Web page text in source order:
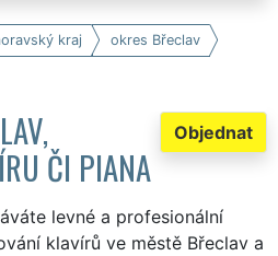
kraj okres Břeclav
Objednat
ČI PIANA
levné a profesionální
klavírů ve městě Břeclav a